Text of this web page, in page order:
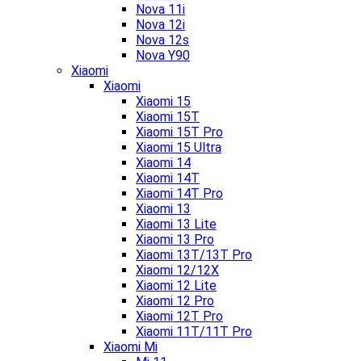
Nova 11i
Nova 12i
Nova 12s
Nova Y90
Xiaomi
Xiaomi
Xiaomi 15
Xiaomi 15T
Xiaomi 15T Pro
Xiaomi 15 Ultra
Xiaomi 14
Xiaomi 14T
Xiaomi 14T Pro
Xiaomi 13
Xiaomi 13 Lite
Xiaomi 13 Pro
Xiaomi 13T/13T Pro
Xiaomi 12/12X
Xiaomi 12 Lite
Xiaomi 12 Pro
Xiaomi 12T Pro
Xiaomi 11T/11T Pro
Xiaomi Mi